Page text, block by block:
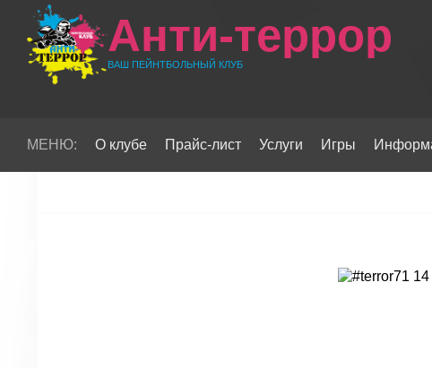
Анти-террор
ВАШ ПЕЙНТБОЛЬНЫЙ КЛУБ
МЕНЮ: О клубе Прайс-лист Услуги Игры